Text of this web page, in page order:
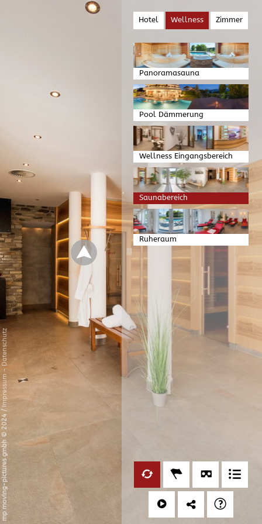
Hotel Wellness Zimmer
Panoramasauna
Pool Dämmerung
Wellness Eingangsbereich
Saunabereich
Ruheraum
mp moving-pictures gmbh © 2024
/
Impressum
-
Datenschutz